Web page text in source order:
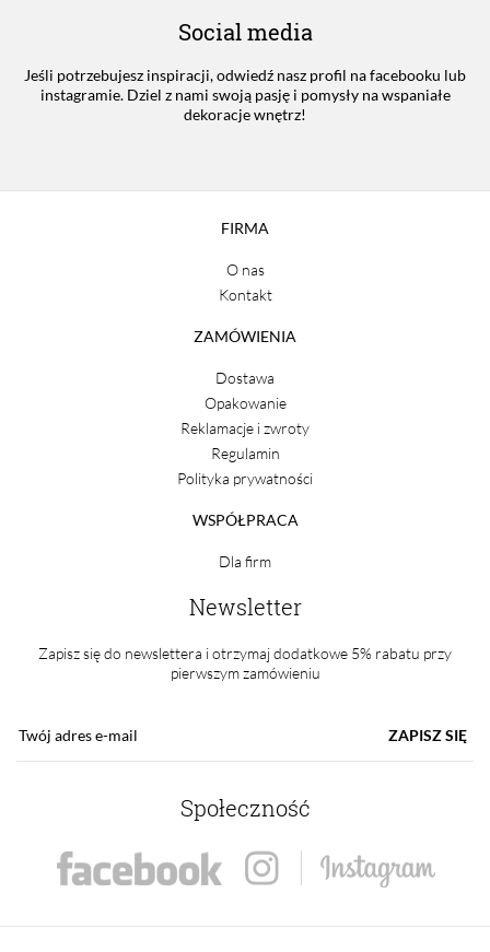
Social media
Jeśli potrzebujesz inspiracji, odwiedź nasz profil na facebooku lub
instagramie. Dziel z nami swoją pasję i pomysły na wspaniałe
dekoracje wnętrz!
FIRMA
O nas
Kontakt
ZAMÓWIENIA
Dostawa
Opakowanie
Reklamacje i zwroty
Regulamin
Polityka prywatności
WSPÓŁPRACA
Dla firm
Newsletter
Zapisz się do newslettera i otrzymaj dodatkowe 5% rabatu przy
pierwszym zamówieniu
ZAPISZ SIĘ
Społeczność